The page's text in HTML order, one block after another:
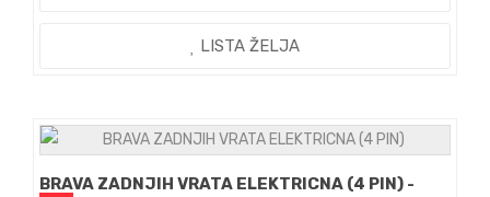
LISTA ŽELJA
BRAVA ZADNJIH VRATA ELEKTRICNA (4 PIN) -